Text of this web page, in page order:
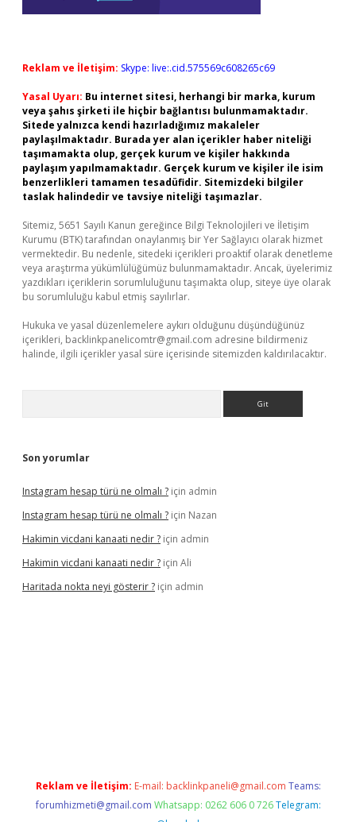
Reklam ve İletişim: Skype: live:.cid.575569c608265c69
Yasal Uyarı: Bu internet sitesi, herhangi bir marka, kurum
veya şahıs şirketi ile hiçbir bağlantısı bulunmamaktadır.
Sitede yalnızca kendi hazırladığımız makaleler
paylaşılmaktadır. Burada yer alan içerikler haber niteliği
taşımamakta olup, gerçek kurum ve kişiler hakkında
paylaşım yapılmamaktadır. Gerçek kurum ve kişiler ile isim
benzerlikleri tamamen tesadüfidir. Sitemizdeki bilgiler
taslak halindedir ve tavsiye niteliği taşımazlar.
Sitemiz, 5651 Sayılı Kanun gereğince Bilgi Teknolojileri ve İletişim
Kurumu (BTK) tarafından onaylanmış bir Yer Sağlayıcı olarak hizmet
vermektedir. Bu nedenle, sitedeki içerikleri proaktif olarak denetleme
veya araştırma yükümlülüğümüz bulunmamaktadır. Ancak, üyelerimiz
yazdıkları içeriklerin sorumluluğunu taşımakta olup, siteye üye olarak
bu sorumluluğu kabul etmiş sayılırlar.
Hukuka ve yasal düzenlemelere aykırı olduğunu düşündüğünüz
içerikleri, backlinkpanelicomtr@gmail.com adresine bildirmeniz
halinde, ilgili içerikler yasal süre içerisinde sitemizden kaldırılacaktır.
Son yorumlar
Instagram hesap türü ne olmalı ? için admin
Instagram hesap türü ne olmalı ? için Nazan
Hakimin vicdani kanaati nedir ? için admin
Hakimin vicdani kanaati nedir ? için Ali
Haritada nokta neyi gösterir ? için admin
Reklam ve İletişim: E-mail: backlinkpaneli@gmail.com Teams:
forumhizmeti@gmail.com Whatsapp: 0262 606 0 726 Telegram: